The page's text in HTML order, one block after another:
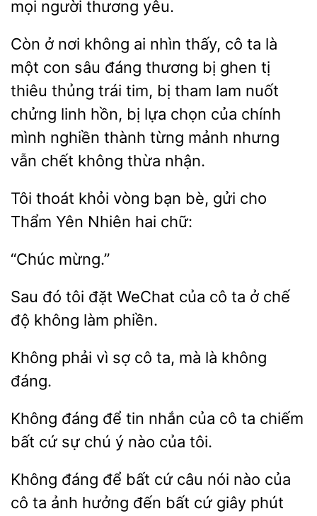
mọi người thương yêu.
Còn ở
không ai nhìn thấy, cô ta là
một con sâu
thương bị ghen tị
thiêu thủng trái tim, bị tham lam nuốt
chửng
hồn, bị lựa chọn của chính
mình nghiền thành từng mảnh nhưng
vẫn chết không thừa nhận.
Tôi thoát vòng
bè, gửi cho
Thẩm Yên Nhiên hai
Sau đó tôi WeChat
cô ta ở chế
không làm phiền.
Không
sợ cô ta, mà là
đáng.
Không đáng
tin nhắn của cô ta chiếm
bất cứ sự chú
nào của
đáng để bất cứ câu nói nào của
cô ta ảnh hưởng đến bất
phút